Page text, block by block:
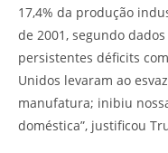
17,4% da produção
de 2001, segundo
persistentes déficits
Unidos levaram ao
manufatura; inibiu
doméstica”, justificou